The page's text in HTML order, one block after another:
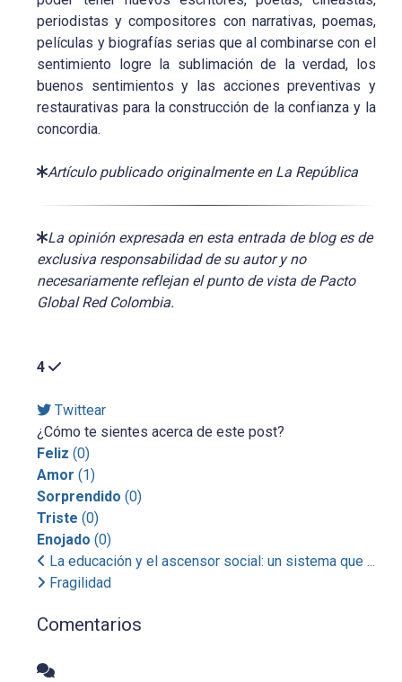
periodistas y compositores con narrativas, poemas,
películas y biografías serias que al combinarse con el
sentimiento logre la sublimación de la verdad, los
buenos sentimientos y las acciones preventivas y
restaurativas para la construcción de la confianza y la
concordia.
Artículo publicado originalmente en La República
La opinión expresada en esta entrada de blog es de
exclusiva responsabilidad de su autor y no
necesariamente reflejan el punto de vista de Pacto
Global Red Colombia.
4
Twittear
¿Cómo te sientes acerca de este post?
Feliz (0)
Amor (1)
Sorprendido (0)
Triste (0)
Enojado (0)
La educación y el ascensor social: un sistema que ...
Fragilidad
Comentarios